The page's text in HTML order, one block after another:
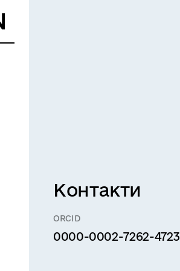
Контакти
ORCID
0000-0002-7262-4723